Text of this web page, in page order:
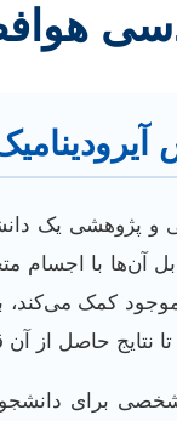
و پژوهشی
آن‌ها با اجسام
کمک می‌کند،
حاصل از آن
شخصی برای